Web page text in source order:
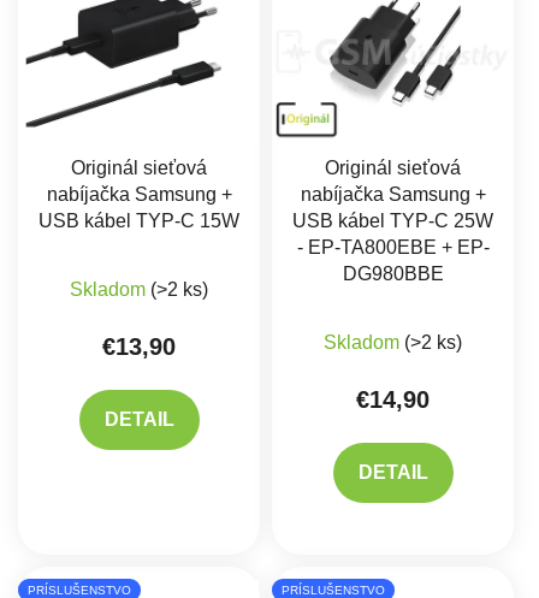
Originál sieťová
nabíjačka Samsung +
USB kábel TYP-C 15W
Priemerné hodnotenie produktu je 5,0 z 5
Skladom (>2 ks)
€13,90
DETAIL
Originál sieťová
nabíjačka Samsung +
USB kábel TYP-C 25W
- EP-TA800EBE + EP-
DG980BBE
Skladom (>2 ks)
€14,90
DETAIL
PRÍSLUŠENSTVO PRÍSLUŠENSTVO